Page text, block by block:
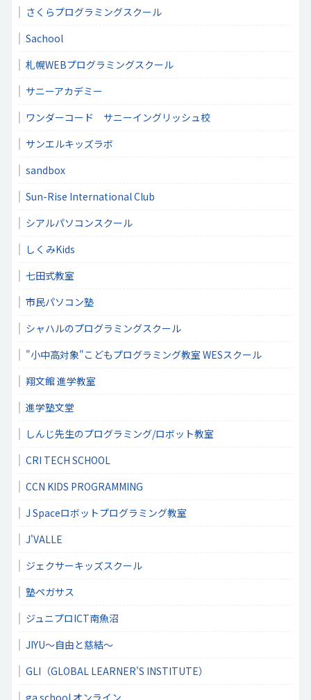
さくらプログラミングスクール
Sachool
札幌WEBプログラミングスクール
サニーアカデミー
ワンダーコード サニーイングリッシュ校
サンエルキッズラボ
sandbox
Sun-Rise International Club
シアルパソコンスクール
しくみKids
七田式教室
市民パソコン塾
シャハルのプログラミングスクール
"小中高対象"こどもプログラミング教室 WESスクール
翔文館 進学教室
進学塾文堂
しんじ先生のプログラミング/ロボット教室
CRI TECH SCHOOL
CCN KIDS PROGRAMMING
J Spaceロボットプログラミング教室
J'VALLE
ジェクサーキッズスクール
塾ペガサス
ジュニプロICT南魚沼
JIYU～自由と慈結～
GLI（GLOBAL LEARNER'S INSTITUTE）
ga school オンライン